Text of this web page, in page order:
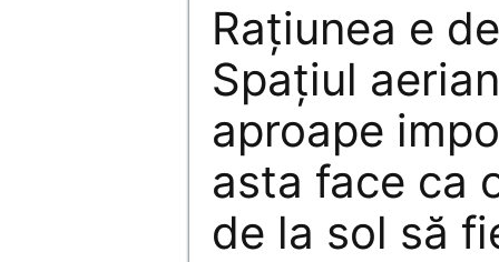
Rațiunea e
Spațiul
aproape
asta face ca
de la sol să